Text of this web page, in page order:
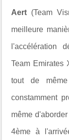
Aert (Team
meilleure
l'accélération
Team Emirates
tout de
constamment
même
4ème à